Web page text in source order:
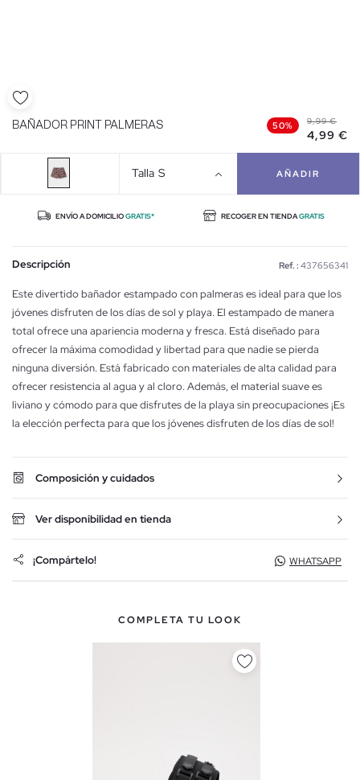
BAÑADOR PRINT PALMERAS 50% 9,99 €
4,99 €
Talla S AÑADIR
ENVÍO A DOMICILIOGRATIS* RECOGER EN TIENDAGRATIS
Descripción Ref. : 437656341
Este divertido bañador estampado con palmeras es ideal para que los
jóvenes disfruten de los días de sol y playa. El estampado de manera
total ofrece una apariencia moderna y fresca. Está diseñado para
ofrecer la máxima comodidad y libertad para que nadie se pierda
ninguna diversión. Está fabricado con materiales de alta calidad para
ofrecer resistencia al agua y al cloro. Además, el material suave es
liviano y cómodo para que disfrutes de la playa sin preocupaciones ¡Es
la elección perfecta para que los jóvenes disfruten de los días de sol!
Composición y cuidados
Ver disponibilidad en tienda
¡Compártelo! WHATSAPP
COMPLETA TU LOOK